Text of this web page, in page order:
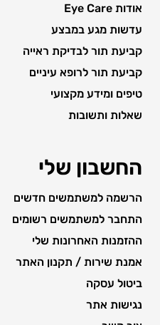
אודות Eye Care
עדשות מגע במבצע
קביעת תור לבדיקת ראייה
קביעת תור לרופא עיניים
טיפים ומידע מקצועי
שאלות ותשובות
החשבון שלי
הרשמה למשתמשים חדשים
התחבר למשתמשים רשומים
ההזמנות האחרונות שלי
אמנת שירות / תקנון האתר
ביטול עסקה
נגישות אתר